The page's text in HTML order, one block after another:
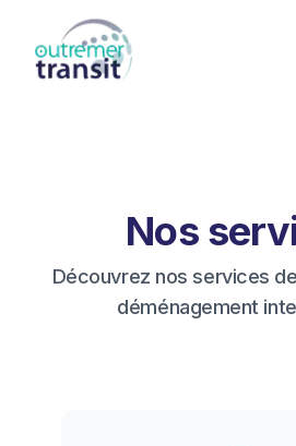
Nos
Découvrez nos services
déménagement